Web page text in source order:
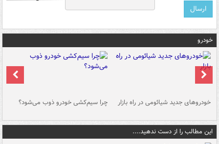
خودرو
خودروهای جدید شیائومی در راه بازار چرا سیم‌کشی خودرو ذوب می‌شود؟
این مطالب را از دست ندهید....